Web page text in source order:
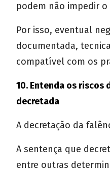
podem não impedir
Por isso, eventual
documentada,
compatível com os
10. Entenda os riscos
decretada
A decretação da
A sentença que
entre outras